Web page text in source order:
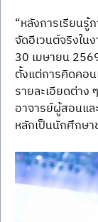
“หลังการเรียน
จัดอีเวนต์จริงใน
30 เมษายน
ตั้งแต่การคิดคอ
รายละเอียดต่าง
อาจารย์ผู้สอนแล
หลักเป็นนักศึกษา